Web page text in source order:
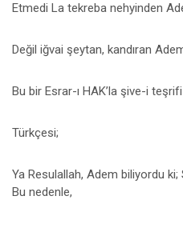
Etmedi La tekreba nehyinden
Değil iğvai şeytan, kandıran
Bu bir Esrar-ı HAK’la şive-i teşrifi
Türkçesi;
Ya Resulallah, Adem biliyordu
Bu nedenle,